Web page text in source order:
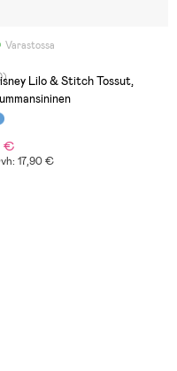
Varastossa
Lilo & Stitch Tossut,
€
17,90 €